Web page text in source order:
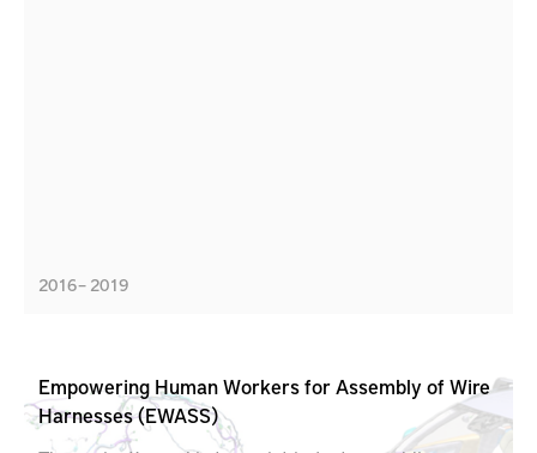
2016 – 2019
Empowering Human Workers for Assembly of Wire
Harnesses (EWASS)